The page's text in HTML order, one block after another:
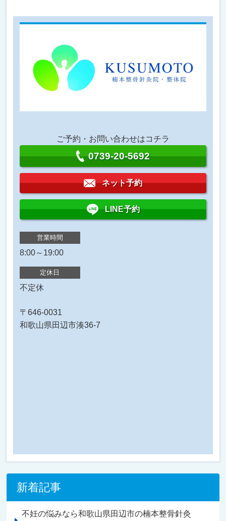
ご予約・お問い合わせはコチラ
0739-20-5692
ネット予約
LINE予約
営業時間
8:00～19:00
定休日
不定休
〒646-0031
和歌山県田辺市湊36-7
新着記事
不妊の悩みなら和歌山県田辺市の楠本整骨針灸